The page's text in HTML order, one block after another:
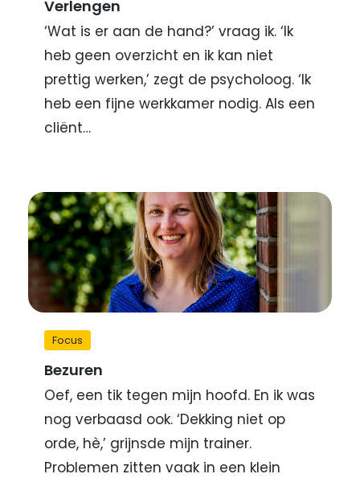
Verlengen
‘Wat is er aan de hand?’ vraag ik. ‘Ik
heb geen overzicht en ik kan niet
prettig werken,’ zegt de psycholoog. ‘Ik
heb een fijne werkkamer nodig. Als een
cliënt…
Focus
Bezuren
Oef, een tik tegen mijn hoofd. En ik was
nog verbaasd ook. ‘Dekking niet op
orde, hè,’ grijnsde mijn trainer.
Problemen zitten vaak in een klein